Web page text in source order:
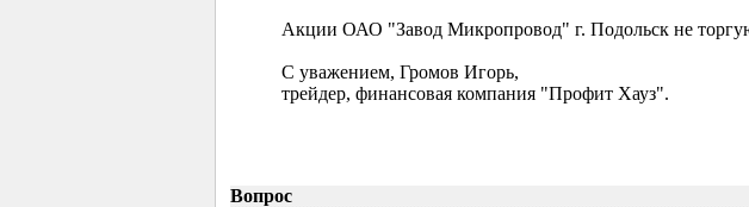
Акции ОАО "Завод Микропровод" г. Подольск не
С уважением, Громов Игорь,
трейдер, финансовая компания "Профит Хауз".
Вопрос